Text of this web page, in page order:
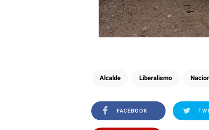
Alcalde Liberalismo
FACEBOOK